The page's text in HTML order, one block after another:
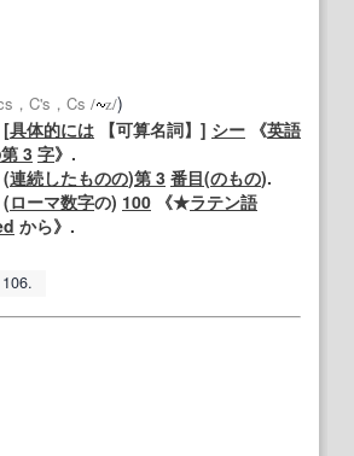
，C's，Cs / z/)
[具体的には 【可算名詞】 ] シー 《英語
第 3 字》.
(連続したものの)第 3 番目(のもの).
(ローマ数字の) 100 《★ラテン語
から》.
106.